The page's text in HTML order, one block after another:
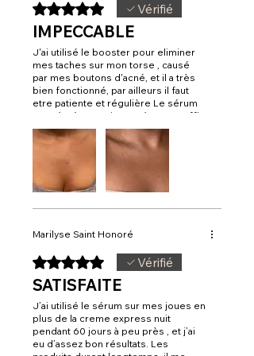
Noté 5 sur 5. Vérifié
IMPECCABLE
J'ai utilisé le booster pour eliminer
mes taches sur mon torse , causé
par mes boutons d'acné, et il a très
bien fonctionné, par ailleurs il faut
etre patiente et régulière Le sérum
est très économique, très peu suffit
même après 2 mois il me reste le
tiers de la bouteille
Marilyse Saint Honoré
Noté 5 sur 5. Vérifié
SATISFAITE
J’ai utilisé le sérum sur mes joues en
plus de la creme express nuit
pendant 60 jours à peu près , et j’ai
eu d’assez bon résultats. Les